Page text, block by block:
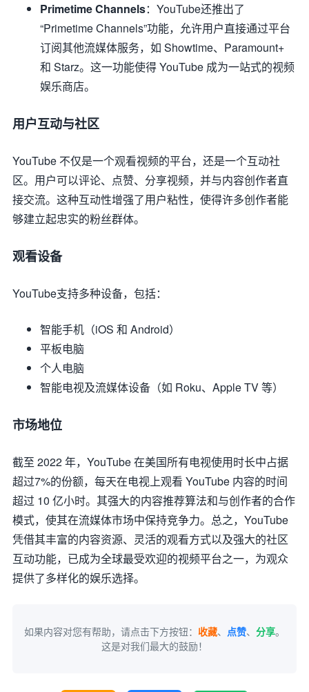
Primetime Channels：YouTube还推出了
“Primetime Channels”功能，允许用户直接通过平台
订阅其他流媒体服务，如 Showtime、Paramount+
和 Starz。这一功能使得 YouTube 成为一站式的视频
娱乐商店。
用户互动与社区
YouTube 不仅是一个观看视频的平台，还是一个互动社
区。用户可以评论、点赞、分享视频，并与内容创作者直
接交流。这种互动性增强了用户粘性，使得许多创作者能
够建立起忠实的粉丝群体。
观看设备
YouTube支持多种设备，包括：
智能手机（iOS 和 Android）
平板电脑
个人电脑
智能电视及流媒体设备（如 Roku、Apple TV 等）
市场地位
截至 2022 年，YouTube 在美国所有电视使用时长中占据
超过7%的份额，每天在电视上观看 YouTube 内容的时间
超过 10 亿小时。其强大的内容推荐算法和与创作者的合作
模式，使其在流媒体市场中保持竞争力。总之，YouTube
凭借其丰富的内容资源、灵活的观看方式以及强大的社区
互动功能，已成为全球最受欢迎的视频平台之一，为观众
提供了多样化的娱乐选择。
如果内容对您有帮助，请点击下方按钮： 收藏、 点赞、 分享。
这是对我们最大的鼓励！